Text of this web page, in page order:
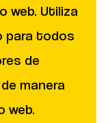
Utiliza
para todos
de
manera
web.